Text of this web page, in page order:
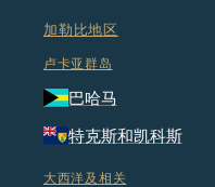
加勒比地区
卢卡亚群岛
巴哈马
特克斯和凯科斯
大西洋及相关